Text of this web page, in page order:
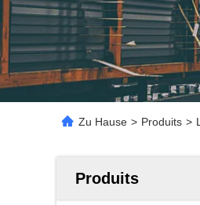
Zu Hause > Produits >
Produits